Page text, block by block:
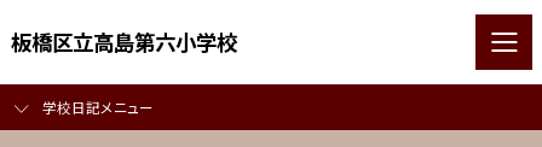
板橋区立高島第六小学校
学校日記メニュー